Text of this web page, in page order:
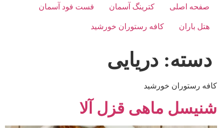
صفحه اصلی کترینگ آسمان فست فود آسمان
هتل باران کافه رستوران خورشید
دسته: دریایی
کافه رستوران خورشید
شنیسل ماهی قزل آلا